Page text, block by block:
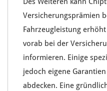
Versicherungsprämien
Fahrzeugleistung erhöht
vorab bei der
informieren. Einige
jedoch eigene
abdecken. Eine